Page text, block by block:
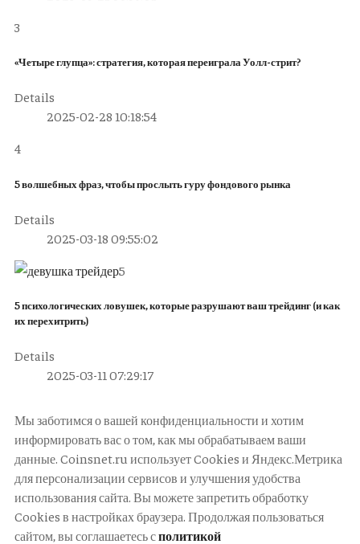
3
«Четыре глупца»: стратегия, которая переиграла Уолл-стрит?
Details
2025-02-28 10:18:54
4
5 волшебных фраз, чтобы прослыть гуру фондового рынка
Details
2025-03-18 09:55:02
5
5 психологических ловушек, которые разрушают ваш трейдинг (и как
их перехитрить)
Details
2025-03-11 07:29:17
Мы заботимся о вашей конфиденциальности и хотим
информировать вас о том, как мы обрабатываем ваши
данные. Coinsnet.ru использует Cookies и Яндекс.Метрика
для персонализации сервисов и улучшения удобства
использования сайта. Вы можете запретить обработку
Cookies в настройках браузера. Продолжая пользоваться
сайтом, вы соглашаетесь сполитикой